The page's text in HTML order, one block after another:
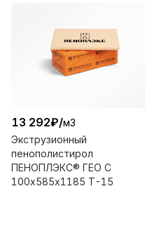
13 292₽/м3
Экструзионный
пенополистирол
ПЕНОПЛЭКС® ГЕО С
100х585х1185 Т-15